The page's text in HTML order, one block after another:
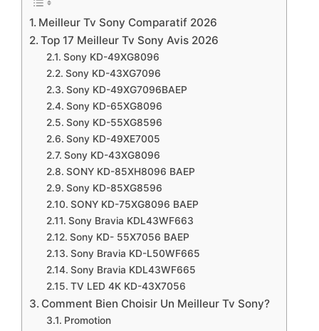
Meilleur Tv Sony Comparatif ​2026
Top 17 Meilleur Tv Sony Avis 2026
Sony KD-49XG8096
Sony KD-43XG7096
Sony KD-49XG7096BAEP
Sony KD-65XG8096
Sony KD-55XG8596
Sony KD-49XE7005
Sony KD-43XG8096
SONY KD-85XH8096 BAEP
Sony KD-85XG8596
SONY KD-75XG8096 BAEP
Sony Bravia KDL43WF663
Sony KD- 55X7056 BAEP
Sony Bravia KD-L50WF665
Sony Bravia KDL43WF665
TV LED 4K KD-43X7056
Comment Bien Choisir Un Meilleur Tv Sony?
Promotion